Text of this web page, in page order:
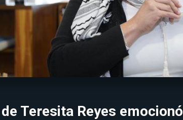
Teresita Reyes